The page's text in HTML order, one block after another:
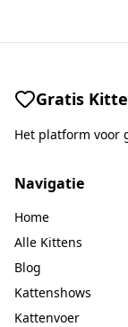
Gratis
Het platform voor
Navigatie
Home
Alle Kittens
Blog
Kattenshows
Kattenvoer